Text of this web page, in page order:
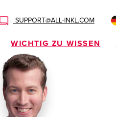
SUPPORT@ALL-INKL.COM
WICHTIG ZU WISSEN